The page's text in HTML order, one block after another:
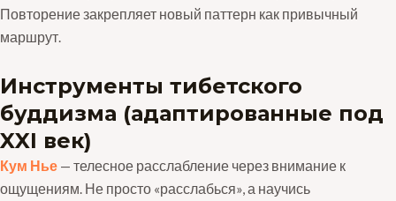
Повторение закрепляет новый паттерн как привычный
маршрут.
Инструменты тибетского
буддизма (адаптированные под
XXI век)
Кум Нье — телесное расслабление через внимание к
ощущениям. Не просто «расслабься», а научись